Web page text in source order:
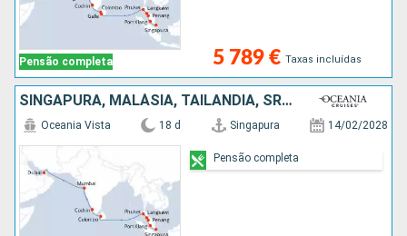
Pensão completa 5 789 € Taxas incluídas
SINGAPURA, MALÁSIA, TAILÂNDIA, SRI LANKA, ÍNDIA, EMIRATOS ÁRABES UNIDOS
Oceania Vista 18 d Singapura 14/02/2028
Pensão completa